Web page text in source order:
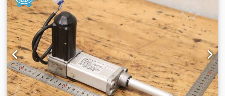
Κατασκευαστής: Nilfisk, Conductive Polyurethane Hose, -
Τύπος: Z7 22370 - Μήκος: 3 m - Διάμετρος: Ø 70 mm -
Αριθμός: 6x διαθέσιμος σωλήνας αναρρόφησης - Τιμή ανά
τεμάχιο - Βάρος: 3,1 kg / τεμ. Chsdpfxegmi Iwj Aidea